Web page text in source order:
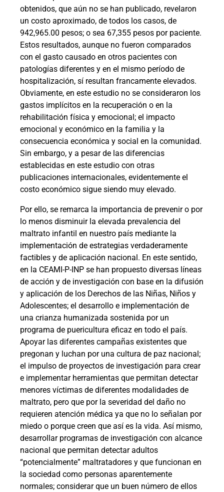
obtenidos, que aún no se han publicado, revelaron
un costo aproximado, de todos los casos, de
942,965.00 pesos; o sea 67,355 pesos por paciente.
Estos resultados, aunque no fueron comparados
con el gasto causado en otros pacientes con
patologías diferentes y en el mismo período de
hospitalización, sí resultan francamente elevados.
Obviamente, en este estudio no se consideraron los
gastos implícitos en la recuperación o en la
rehabilitación física y emocional; el impacto
emocional y económico en la familia y la
consecuencia económica y social en la comunidad.
Sin embargo, y a pesar de las diferencias
establecidas en este estudio con otras
publicaciones internacionales, evidentemente el
costo económico sigue siendo muy elevado.
Por ello, se remarca la importancia de prevenir o por
lo menos disminuir la elevada prevalencia del
maltrato infantil en nuestro país mediante la
implementación de estrategias verdaderamente
factibles y de aplicación nacional. En este sentido,
en la CEAMI-P-INP se han propuesto diversas líneas
de acción y de investigación con base en la difusión
y aplicación de los Derechos de las Niñas, Niños y
Adolescentes; el desarrollo e implementación de
una crianza humanizada sostenida por un
programa de puericultura eficaz en todo el país.
Apoyar las diferentes campañas existentes que
pregonan y luchan por una cultura de paz nacional;
el impulso de proyectos de investigación para crear
e implementar herramientas que permitan detectar
menores víctimas de diferentes modalidades de
maltrato, pero que por la severidad del daño no
requieren atención médica ya que no lo señalan por
miedo o porque creen que así es la vida. Así mismo,
desarrollar programas de investigación con alcance
nacional que permitan detectar adultos
“potencialmente” maltratadores y que funcionan en
la sociedad como personas aparentemente
normales; considerar que un buen número de ellos